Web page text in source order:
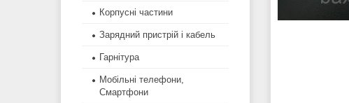
Корпусні частини
Зарядний пристрій і кабель
Гарнітура
Мобільні телефони,
Смартфони